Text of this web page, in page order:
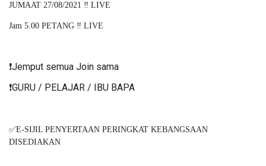
JUMAAT 27/08/2021 ‼️ LIVE
Jam 5.00 PETANG ‼️ LIVE
❗️Jemput semua Join sama
❗️GURU / PELAJAR / IBU BAPA
✅E-SIJIL PENYERTAAN PERINGKAT KEBANGSAAN
DISEDIAKAN